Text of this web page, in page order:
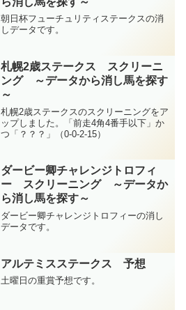
朝日杯フューチュリティステークスの消
しデータです。
札幌2歳ステークス スクリーニ
ング ～データから消し馬を探す
～
札幌2歳ステークスのスクリーニングをア
ップしました。「前走4角4番手以下」か
つ「？？？」（0-0-2-15）
ダービー卿チャレンジトロフィ
ー スクリーニング ～データか
ら消し馬を探す～
ダービー卿チャレンジトロフィーの消し
データです。
アルテミスステークス 予想
土曜日の重賞予想です。